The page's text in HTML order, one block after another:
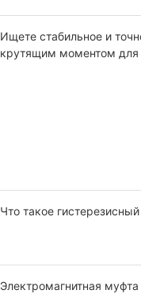
Ищете стабильное и
крутящим моментом для
Что такое
Электромагнитная